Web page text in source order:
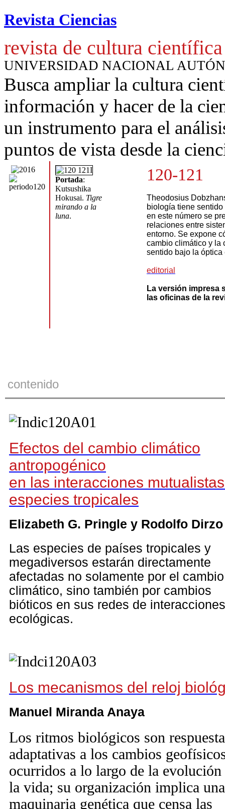
Revista Ciencias
revista de cultura científica
UNIVERSIDAD NACIONAL
Busca ampliar la cultura
información y hacer de la
un instrumento para el
puntos de vista desde la
Portada:
Kutsushika
Hokusai. Tigre
mirando a la
luna.
120-121
Theodosius
biología tiene
en este número se
relaciones entre
entorno. Se expone
cambio climático y la
sentido bajo la óptica
editorial
La versión impresa
las oficinas de la
contenido
Efectos del cambio climático
antropogénico
en las interacciones
especies tropicales
Elizabeth G. Pringle y Rodolfo Dirzo
Las especies de países tropicales y
megadiversos estarán directamente
afectadas no solamente por el cambio
climático, sino también por cambios
bióticos en sus redes de interacciones
ecológicas.
Los mecanismos del reloj
Manuel Miranda Anaya
Los ritmos biológicos son
adaptativas a los cambios
ocurridos a lo largo de la evolución
la vida; su organización implica una
maquinaria genética que censa las